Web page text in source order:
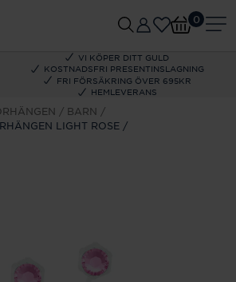
VI KÖPER DITT GULD
KOSTNADSFRI PRESENTINSLAGNING
FRI FÖRSÄKRING ÖVER 695KR
HEMLEVERANS
0
BARN
LIGHT ROSE